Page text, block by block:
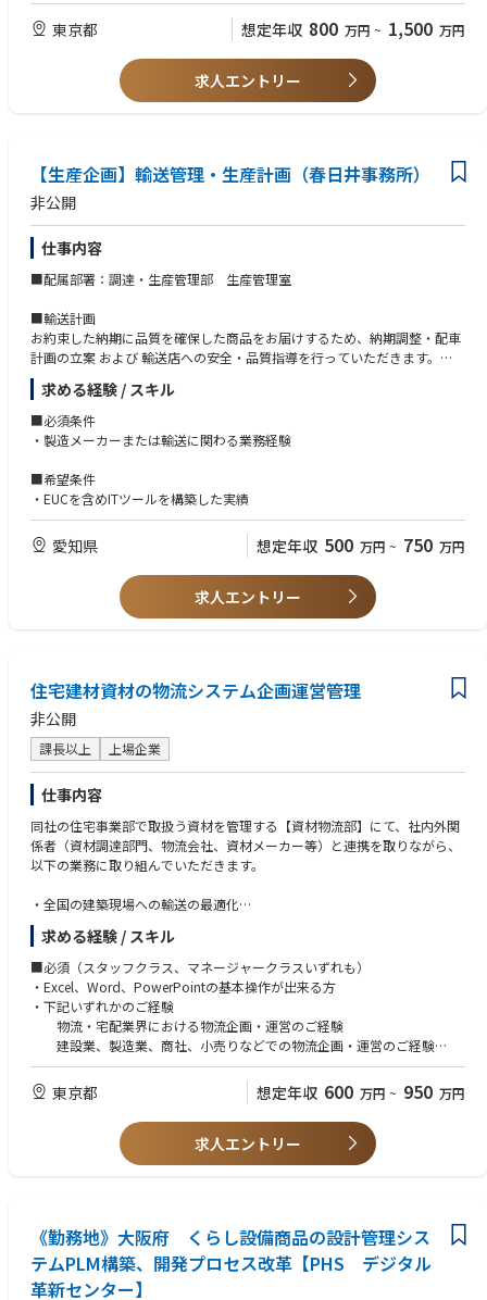
・新規事業の立ち上げ・拡大フェーズで中核人材として牽引し、「これか
らの長谷工」を共に創っていきましょう 【データセンター施工実績(202
6.4時点)】 竣工済1件、施工及び準備中2件
・配属現場の多くが一都三県エリア内の為、転勤も少なく働きやすい職場
【WANT】
〇下記のいずれかの経験や資格をお持ちの方歓迎
・一般物件の購買・調達・積算経験が5年以上ある方
・一級建築士、１級建築施工管理技士、１級管工事施工管理技士、１級電
気施工管理技士などの資格をお持ちの方
東京都 想定年収 800 万円 ~ 1,500 万円
求人エントリー
【生産企画】輸送管理・生産計画（春日井事務所）
非公開
仕事内容
■配属部署：調達・生産管理部 生産管理室
■輸送計画
お約束した納期に品質を確保した商品をお届けするため、納期調整・配車
計画の立案 および 輸送店への安全・品質指導を行っていただきます。
更に、原価低減活動にも取り組んでいただきます（業務が多岐に渡るため
適正に応じて業務を担当いただき、徐々に業務範囲を拡大）
＜具体的な仕事内容＞
・不具合防止に向けた対策の実施（安全・品質の輸送店指導含む）
・輸送効率の向上とコスト削減を目的とした業務改善
■生産計画
お客様にタイムリーかつ高品質・低コストで製品をお届けするため、需要
予測に基づいた生産計画の立案・決定をお任せします。
QDC（品質・納期・コスト）の観点から、ムダなく安定した供給の実現を
目指していただきます。
・生産能力・在庫状況を踏まえた最適な生産計画の立案
・生産計画の進捗管理および計画変更の対応
求める経験 / スキル
■必須条件
・製造メーカーまたは輸送に関わる業務経験
■希望条件
・EUCを含めITツールを構築した実績
愛知県 想定年収 500 万円 ~ 750 万円
求人エントリー
住宅建材資材の物流システム企画運営管理
非公開
課長以上 上場企業
仕事内容
同社の住宅事業部で取扱う資材を管理する【資材物流部】にて、社内外関
係者（資材調達部門、物流会社、資材メーカー等）と連携を取りながら、
以下の業務に取り組んでいただきます。
・全国の建築現場への輸送の最適化
・輸送・保管・受発注等に対する利用状況分析、改善提案
・コストダウン、ホワイト物流、省エネ（環境に配慮した輸送手段検討）
等への取り組み
・物流費の予実管理、チームの運営（指導・教育・労務管理）
・関連システムの基本構想を立案
・法対応施策立案
総合職としての採用となりますので、ご趣向によりご経験を活かした様々
なフィールドに挑戦いただく事が可能です。
求める経験 / スキル
■必須（スタッフクラス、マネージャークラスいずれも）
・Excel、Word、PowerPointの基本操作が出来る方
・下記いずれかのご経験
物流・宅配業界における物流企画・運営のご経験
建設業、製造業、商社、小売りなどでの物流企画・運営のご経験
■歓迎（スタッフクラス、マネージャークラスいずれも）
・ホワイト物流、省エネ（環境に配慮した輸送手段検討）等への取り組み
経験
・物流関連システムの導入経験
・住宅・建材業界の経験者
■歓迎（マネージャークラス）
東京都 想定年収 600 万円 ~ 950 万円
求人エントリー
《勤務地》大阪府 くらし設備商品の設計管理シス
テムPLM構築、開発プロセス改革【PHS デジタル
革新センター】